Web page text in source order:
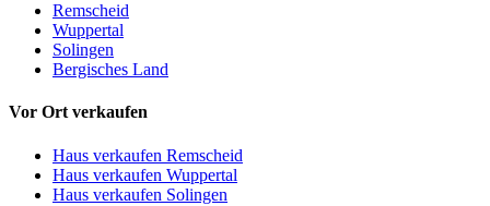
Remscheid
Wuppertal
Solingen
Bergisches Land
Vor Ort verkaufen
Haus verkaufen Remscheid
Haus verkaufen Wuppertal
Haus verkaufen Solingen